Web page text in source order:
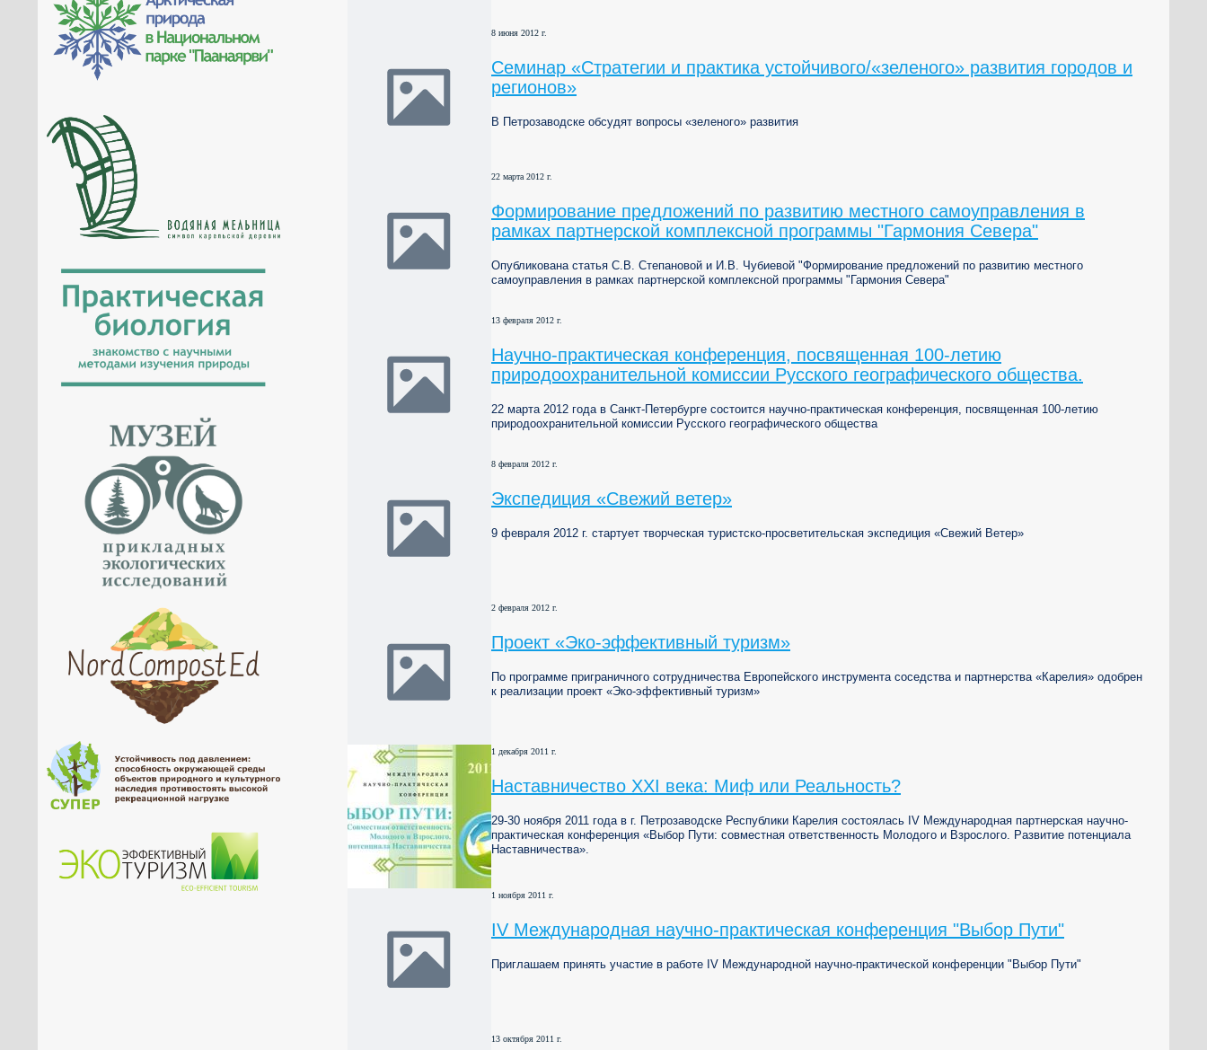
8 июня 2012 г.
Семинар «Стратегии и практика устойчивого/«зеленого» развития городов и
регионов»
В Петрозаводске обсудят вопросы «зеленого» развития
22 марта 2012 г.
Формирование предложений по развитию местного самоуправления в
рамках партнерской комплексной программы "Гармония Севера"
Опубликована статья С.В. Степановой и И.В. Чубиевой "Формирование предложений по развитию местного
самоуправления в рамках партнерской комплексной программы "Гармония Севера"
13 февраля 2012 г.
Научно-практическая конференция, посвященная 100-летию
природоохранительной комиссии Русского географического общества.
22 марта 2012 года в Санкт-Петербурге состоится научно-практическая конференция, посвященная 100-летию
природоохранительной комиссии Русского географического общества
8 февраля 2012 г.
Экспедиция «Свежий ветер»
9 февраля 2012 г. стартует творческая туристско-просветительская экспедиция «Свежий Ветер»
2 февраля 2012 г.
Проект «Эко-эффективный туризм»
По программе приграничного сотрудничества Европейского инструмента соседства и партнерства «Карелия» одобрен
к реализации проект «Эко-эффективный туризм»
1 декабря 2011 г.
Наставничество XXI века: Миф или Реальность?
29-30 ноября 2011 года в г. Петрозаводске Республики Карелия состоялась IV Международная партнерская научно-
практическая конференция «Выбор Пути: совместная ответственность Молодого и Взрослого. Развитие потенциала
Наставничества».
1 ноября 2011 г.
IV Международная научно-практическая конференция "Выбор Пути"
Приглашаем принять участие в работе IV Международной научно-практической конференции "Выбор Пути"
13 октября 2011 г.